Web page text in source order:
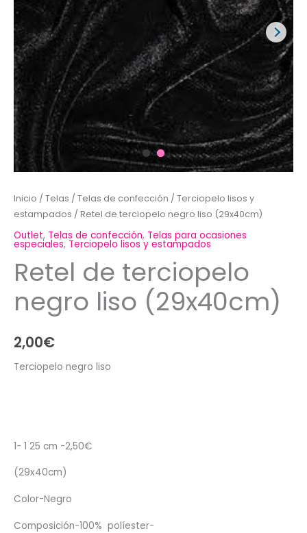
Inicio / Telas / Telas de confección / Terciopelo lisos y
estampados / Retel de terciopelo negro liso (29x40cm)
Outlet, Telas de confección, Telas para ocasiones
especiales, Terciopelo lisos y estampados
Retel de terciopelo
negro liso (29x40cm)
2,00€
Terciopelo negro liso
1- 1 25 cm -2,50€
(29x40cm)
Color-Negro
Composición-100% políester-